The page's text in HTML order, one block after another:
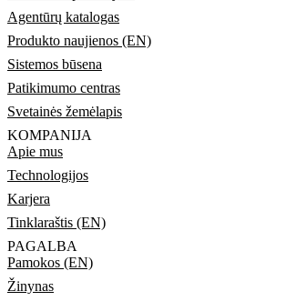
Agentūrų katalogas
Produkto naujienos (EN)
Sistemos būsena
Patikimumo centras
Svetainės žemėlapis
KOMPANIJA
Apie mus
Technologijos
Karjera
Tinklaraštis (EN)
PAGALBA
Pamokos (EN)
Žinynas